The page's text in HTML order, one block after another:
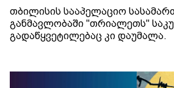
თბილისის სააპელაციო
განმავლობაში "თრიალეთს"
გადაწყვეტილებაც კი დაუმალა.